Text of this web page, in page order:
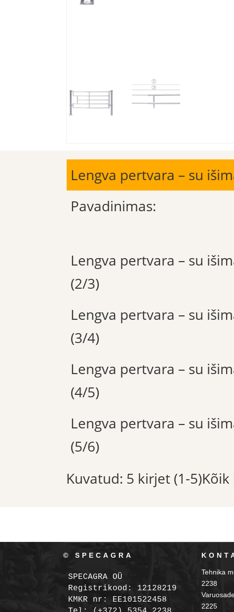
Lengva pertvara – su
Pavadinimas:
Lengva pertvara – su
(2/3)
Lengva pertvara – su
(3/4)
Lengva pertvara – su
(4/5)
Lengva pertvara – su
(5/6)
Kuvatud: 5 kirjet (1-
© SPECAGRA
SPECAGRA OÜ
Registrikood: 12128219
KMKR nr: EE101522458
Tehnika
2238
2225